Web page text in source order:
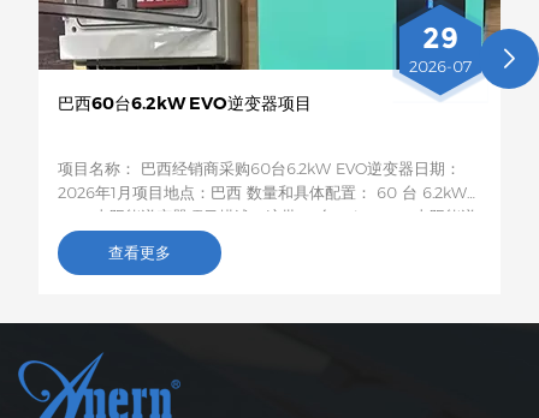
29
2026-07
巴西60台6.2kW EVO逆变器项目
项目名称： 巴西经销商采购60台6.2kW EVO逆变器日期：
2026年1月项目地点：巴西 数量和具体配置： 60 台 6.2kW
EVO 太阳能逆变器项目描述：这批60台6.2kW EVO太阳能逆
变器将运往巴西，用于农村居民和小型企业的光伏储能项目。
这款6.2kW混合型逆变器支持双路交流输出，具备智能低电压
查看更多